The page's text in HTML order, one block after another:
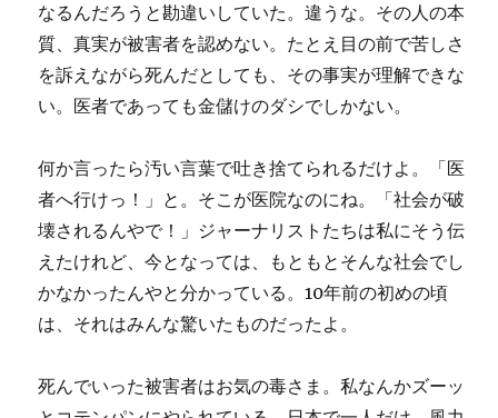
なるんだろうと勘違いしていた。違うな。その人の本
質、真実が被害者を認めない。たとえ目の前で苦しさ
を訴えながら死んだとしても、その事実が理解できな
い。医者であっても金儲けのダシでしかない。
何か言ったら汚い言葉で吐き捨てられるだけよ。「医
者へ行けっ！」と。そこが医院なのにね。「社会が破
壊されるんやで！」ジャーナリストたちは私にそう伝
えたけれど、今となっては、もともとそんな社会でし
かなかったんやと分かっている。10年前の初めの頃
は、それはみんな驚いたものだったよ。
死んでいった被害者はお気の毒さま。私なんかズーッ